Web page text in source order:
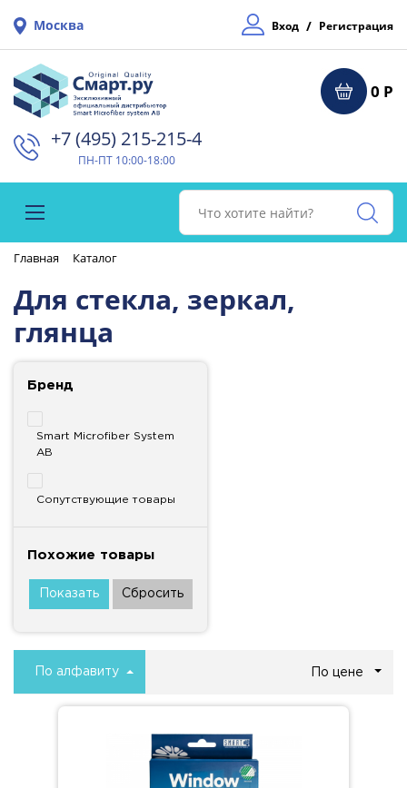
Москва Вход / Регистрация
0 Р
+7 (495) 215-215-4⁠
ПН-ПТ 10:00-18:00
Главная Каталог
Для стекла, зеркал,
глянца
Бренд
Smart Microfiber System
AB
Сопутствующие товары
Похожие товары
По алфавиту По цене